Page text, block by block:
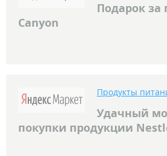
Подарок за
Canyon
Продукты
Удачный
покупки продукции